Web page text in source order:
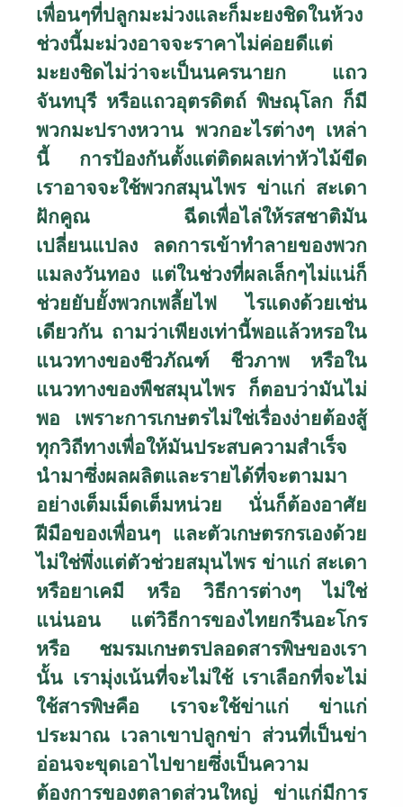
เพื่อนๆที่ปลูกมะม่วงและก็มะยงชิดในห้วง
ช่วงนี้มะม่วงอาจจะราคาไม่ค่อยดีแต่
มะยงชิดไม่ว่าจะเป็นนครนายก แถว
จันทบุรี หรือแถวอุตรดิตถ์ พิษณุโลก ก็มี
พวกมะปรางหวาน พวกอะไรต่างๆ เหล่า
นี้ การป้องกันตั้งแต่ติดผลเท่าหัวไม้ขีด
เราอาจจะใช้พวกสมุนไพร ข่าแก่ สะเดา
ฝักคูณ ฉีดเพื่อไล่ให้รสชาติมัน
เปลี่ยนแปลง ลดการเข้าทำลายของพวก
แมลงวันทอง แต่ในช่วงที่ผลเล็กๆไม่แน่ก็
ช่วยยับยั้งพวกเพลี้ยไฟ ไรแดงด้วยเช่น
เดียวกัน ถามว่าเพียงเท่านี้พอแล้วหรอใน
แนวทางของชีวภัณฑ์ ชีวภาพ หรือใน
แนวทางของพืชสมุนไพร ก็ตอบว่ามันไม่
พอ เพราะการเกษตรไม่ใช่เรื่องง่ายต้องสู้
ทุกวิถีทางเพื่อให้มันประสบความสำเร็จ
นำมาซึ่งผลผลิตและรายได้ที่จะตามมา
อย่างเต็มเม็ดเต็มหน่วย นั่นก็ต้องอาศัย
ฝีมือของเพื่อนๆ และตัวเกษตรกรเองด้วย
ไม่ใช่พึ่งแต่ตัวช่วยสมุนไพร ข่าแก่ สะเดา
หรือยาเคมี หรือ วิธีการต่างๆ ไม่ใช่
แน่นอน แต่วิธีการของไทยกรีนอะโกร
หรือ ชมรมเกษตรปลอดสารพิษของเรา
นั้น เรามุ่งเน้นที่จะไม่ใช้ เราเลือกที่จะไม่
ใช้สารพิษคือ เราจะใช้ข่าแก่ ข่าแก่
ประมาณ เวลาเขาปลูกข่า ส่วนที่เป็นข่า
อ่อนจะขุดเอาไปขายซึ่งเป็นความ
ต้องการของตลาดส่วนใหญ่ ข่าแก่มีการ